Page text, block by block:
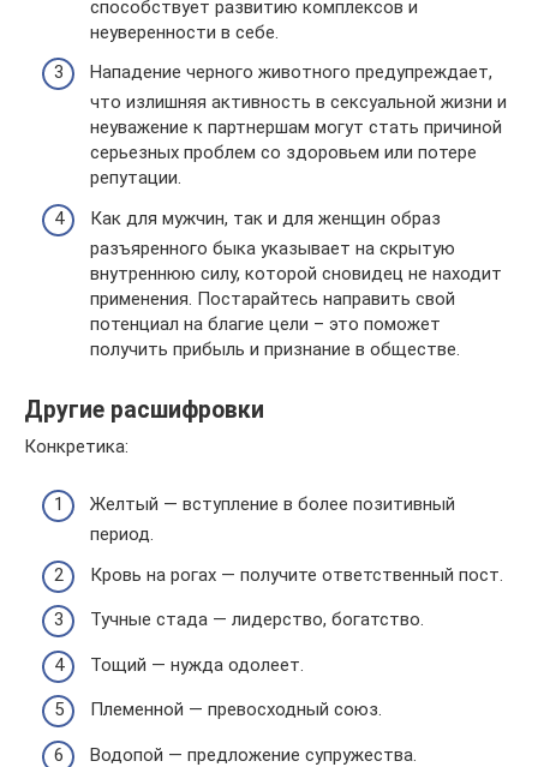
способствует развитию комплексов и
неуверенности в себе.
Нападение черного животного предупреждает,
что излишняя активность в сексуальной жизни и
неуважение к партнершам могут стать причиной
серьезных проблем со здоровьем или потере
репутации.
Как для мужчин, так и для женщин образ
разъяренного быка указывает на скрытую
внутреннюю силу, которой сновидец не находит
применения. Постарайтесь направить свой
потенциал на благие цели – это поможет
получить прибыль и признание в обществе.
Другие расшифровки
Конкретика:
Желтый — вступление в более позитивный
период.
Кровь на рогах — получите ответственный пост.
Тучные стада — лидерство, богатство.
Тощий — нужда одолеет.
Племенной — превосходный союз.
Водопой — предложение супружества.